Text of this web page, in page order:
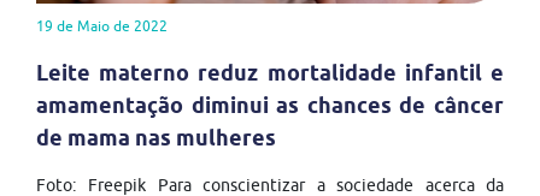
19 de Maio de 2022
Leite materno reduz mortalidade infantil e
amamentação diminui as chances de câncer
de mama nas mulheres
Foto: Freepik Para conscientizar a sociedade acerca da